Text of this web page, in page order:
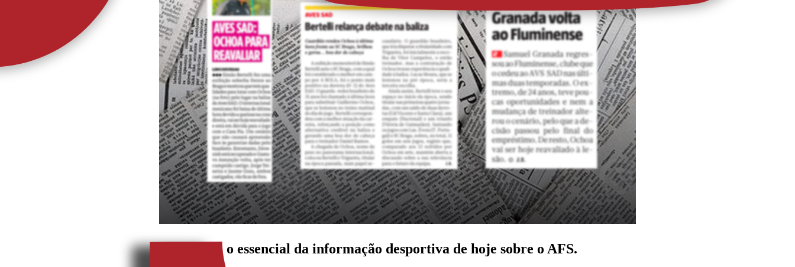
Fique com o essencial da informação desportiva de hoje sobre o AFS.